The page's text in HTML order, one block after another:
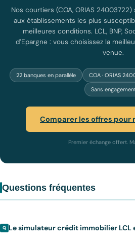
Nos courtiers (COA, ORIAS
aux établissements les plus
meilleures conditions. LCL, BNP,
d’Epargne : vous choisissez la
venue.
22 banques en parallèle COA · ORIAS
Sans
Comparer les offres pour
Premier échange offert.
Questions fréquentes
Le simulateur crédit immobilier LCL